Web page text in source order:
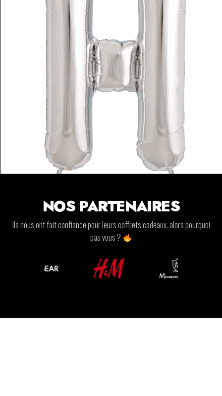
NOS PARTENAIRES
Ils nous ont fait confiance pour leurs coffrets cadeaux, alors pourquoi
pas vous ?